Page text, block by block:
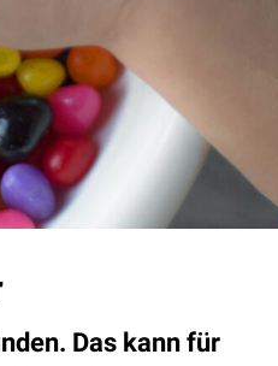
Das kann für